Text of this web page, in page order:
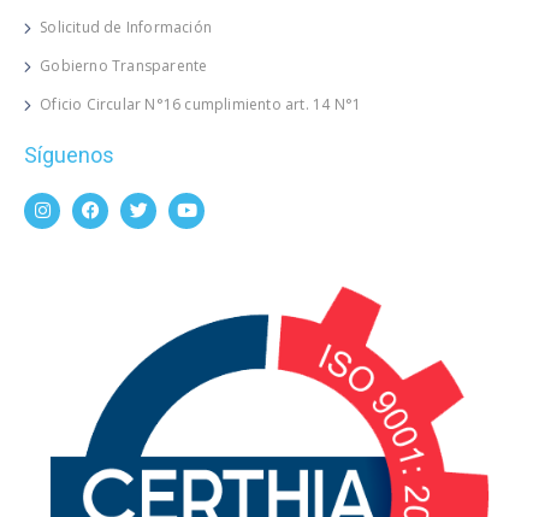
Solicitud de Información
Gobierno Transparente
Oficio Circular N°16 cumplimiento art. 14 N°1
Síguenos